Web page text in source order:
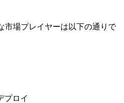
市場プレイヤーは以下の通りで
プロイ